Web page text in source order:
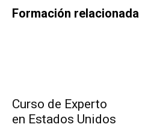
Formación relacionada
Curso de Experto
en Estados Unidos